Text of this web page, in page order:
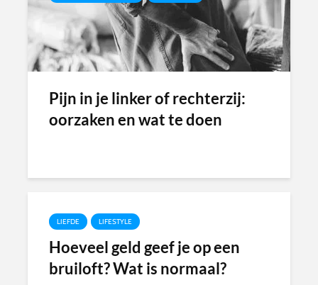
Pijn in je linker of rechterzij:
oorzaken en wat te doen
LIEFDE LIFESTYLE
Hoeveel geld geef je op een
bruiloft? Wat is normaal?